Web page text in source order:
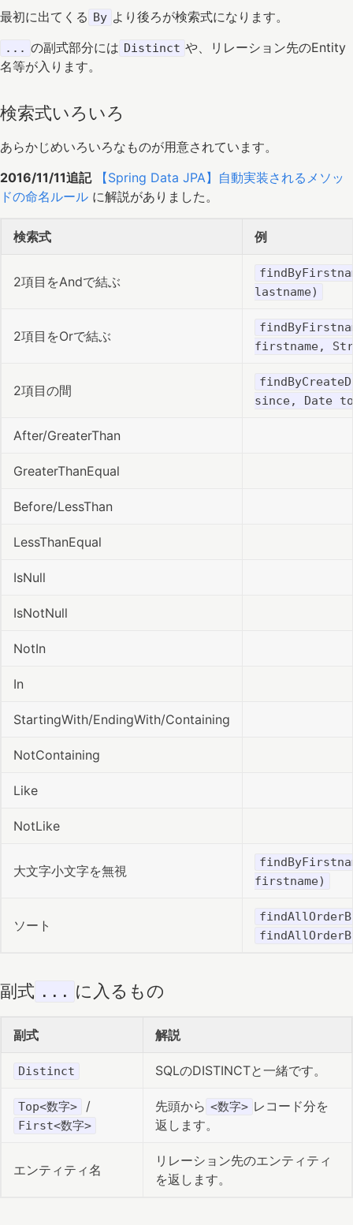
最初に出てくる By より後ろが検索式になります。
... の副式部分には Distinct や、リレーション先のEntity
名等が入ります。
検索式いろいろ
あらかじめいろいろなものが用意されています。
2016/11/11追記
【Spring Data JPA】自動実装されるメソッ
ドの命名ルール に解説がありました。
検索式 例
2項目をAndで結ぶ
lastname)
2項目をOrで結ぶ
firstname,
2項目の間
since, Date
After/GreaterThan
GreaterThanEqual
Before/LessThan
LessThanEqual
IsNull
IsNotNull
NotIn
In
StartingWith/EndingWith/Containing
NotContaining
Like
NotLike
大文字小文字を無視
firstname)
ソート
副式 ... に入るもの
副式 解説
Distinct SQLのDISTINCTと一緒です。
Top<数字> /
First<数字>
先頭から <数字> レコード分を
返します。
エンティティ名
リレーション先のエンティティ
を返します。